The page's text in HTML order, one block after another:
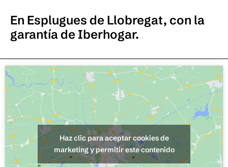
En Esplugues de Llobregat, con la
garantía de Iberhogar.
Haz clic para aceptar cookies de
marketing y permitir este contenido